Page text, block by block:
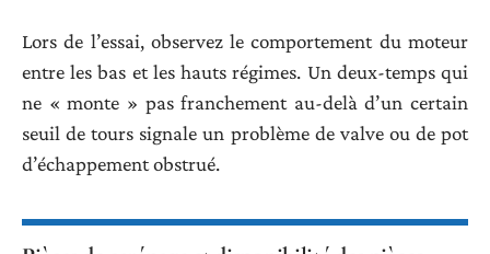
Lors de l’essai, observez le comportement du moteur
entre les bas et les hauts régimes. Un deux-temps qui
ne « monte » pas franchement au-delà d’un certain
seuil de tours signale un problème de valve ou de pot
d’échappement obstrué.